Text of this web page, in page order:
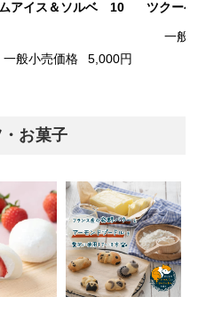
アイス＆ソルベ 10
一般小売価格 5,000円
ツクー
一般
お菓子